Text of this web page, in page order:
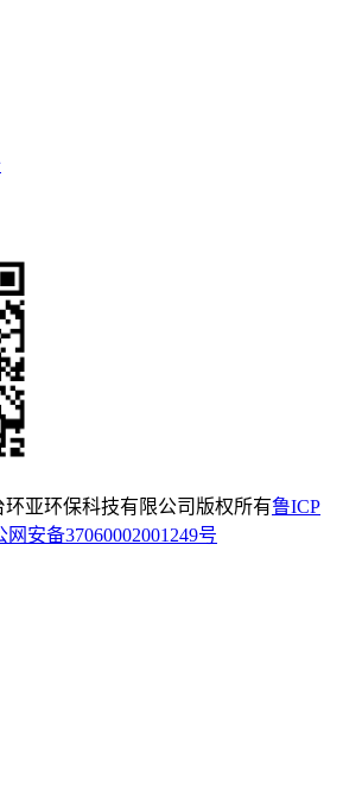
环亚环保科技有限公司版权所有鲁ICP
网安备37060002001249号